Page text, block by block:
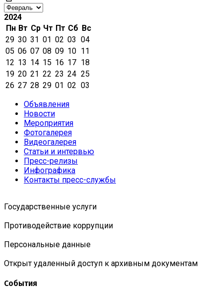
2024
Пн Вт Ср Чт Пт Сб Вс
29 30 31 01 02 03 04
05 06 07 08 09 10 11
12 13 14 15 16 17 18
19 20 21 22 23 24 25
26 27 28 29 01 02 03
Объявления
Новости
Мероприятия
Фотогалерея
Видеогалерея
Статьи и интервью
Пресс-релизы
Инфографика
Контакты пресс-службы
Государственные услуги
Противодействие коррупции
Персональные данные
Открыт удаленный доступ к архивным документам
События